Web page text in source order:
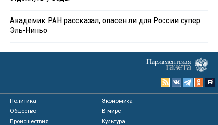
Академик РАН рассказал, опасен ли для России супер
Эль-Ниньо
Политика
Экономика
Общество
В мире
Происшествия
Культура